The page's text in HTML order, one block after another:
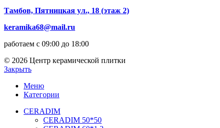
Тамбов, Пятницкая ул., 18 (этаж 2)
keramika68@mail.ru
работаем с 09:00 до 18:00
© 2026 Центр керамической плитки
Закрыть
Меню
Категории
CERADIM
CERADIM 50*50